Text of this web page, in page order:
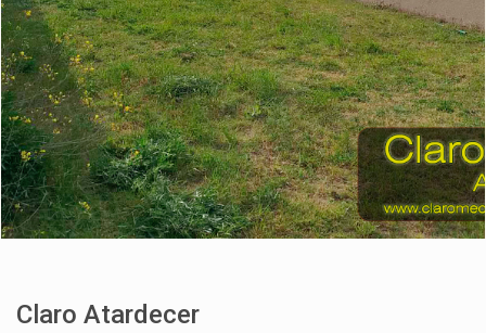
Claro Atardecer